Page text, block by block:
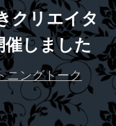
クリエイタ
しました
ニングトーク